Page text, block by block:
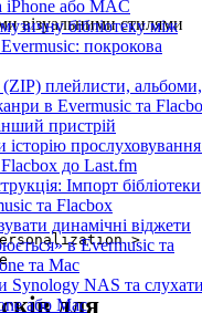
iPhone або MAC
бібліотеку між
покрокова
(ZIP) плейлисти, альбоми,
в Evermusic та
пристрій
історію
до Last.fm
Імпорт бібліотеки
та Flacbox
динамічні віджети
в Evermusic та
та Mac
Synology NAS та
або Mac
візуальними стилями
>
для